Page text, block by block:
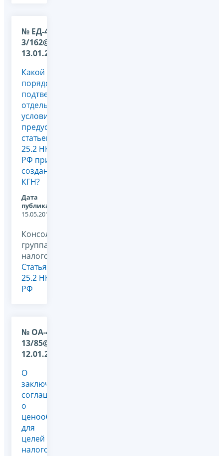
№ ЕД-4-
3/162@ от
13.01.2012
Какой
порядок
подтверждения
отдельных
условий
предусмотренных
статьей
25.2 НК
РФ при
создании
КГН?
Дата
публикации:
15.05.2012
Консолидированная
группа
налогоплательщиков,
Статья
25.2 НК
РФ
№ ОА-4-
13/85@ от
12.01.2012
О
заключении
соглашений
о
ценообразовании
для
целей
налогообложения